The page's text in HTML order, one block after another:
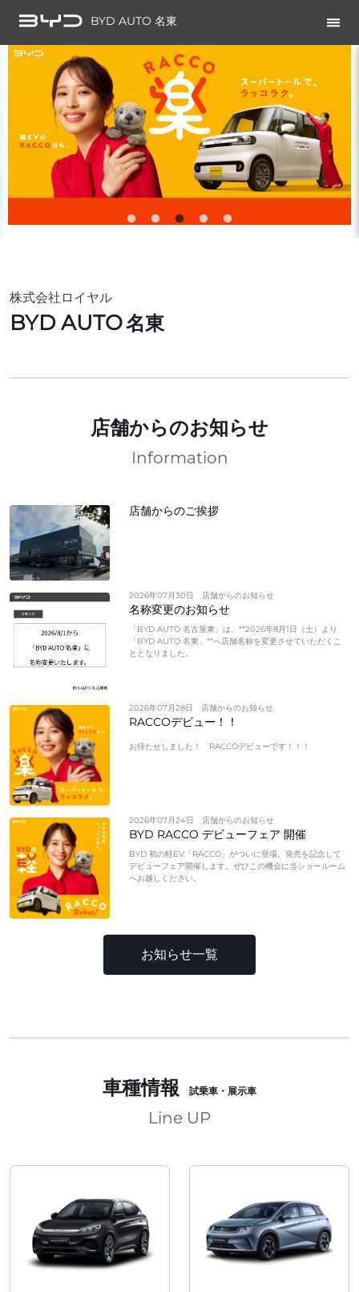
BYD AUTO 名東
株式会社ロイヤル
BYD AUTO名東
店舗からのお知らせ
Information
店舗からのご挨拶
2026年07月30日 店舗からのお知らせ
名称変更のお知らせ
「BYD AUTO 名古屋東」は、**2026年8月1日（土）より
「BYD AUTO 名東」**へ店舗名称を変更させていただくこ
ととなりました。
2026年07月28日 店舗からのお知らせ
RACCOデビュー！！
お待たせしました！ RACCOデビューです！！！
2026年07月24日 店舗からのお知らせ
BYD RACCO デビューフェア 開催
BYD 初の軽EV「RACCO」がついに登場。発売を記念して
デビューフェア開催します。ぜひこの機会に当ショールーム
へお越しください。
お知らせ一覧
車種情報 試乗車・展示車
Line UP